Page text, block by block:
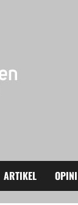
ARTIKEL OPINI